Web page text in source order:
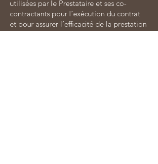
utilisées par le Prestataire et ses co-
contractants pour l’exécution du contrat
et pour assurer l’efficacité de la prestation
de services, sa réalisation et sa délivrance.